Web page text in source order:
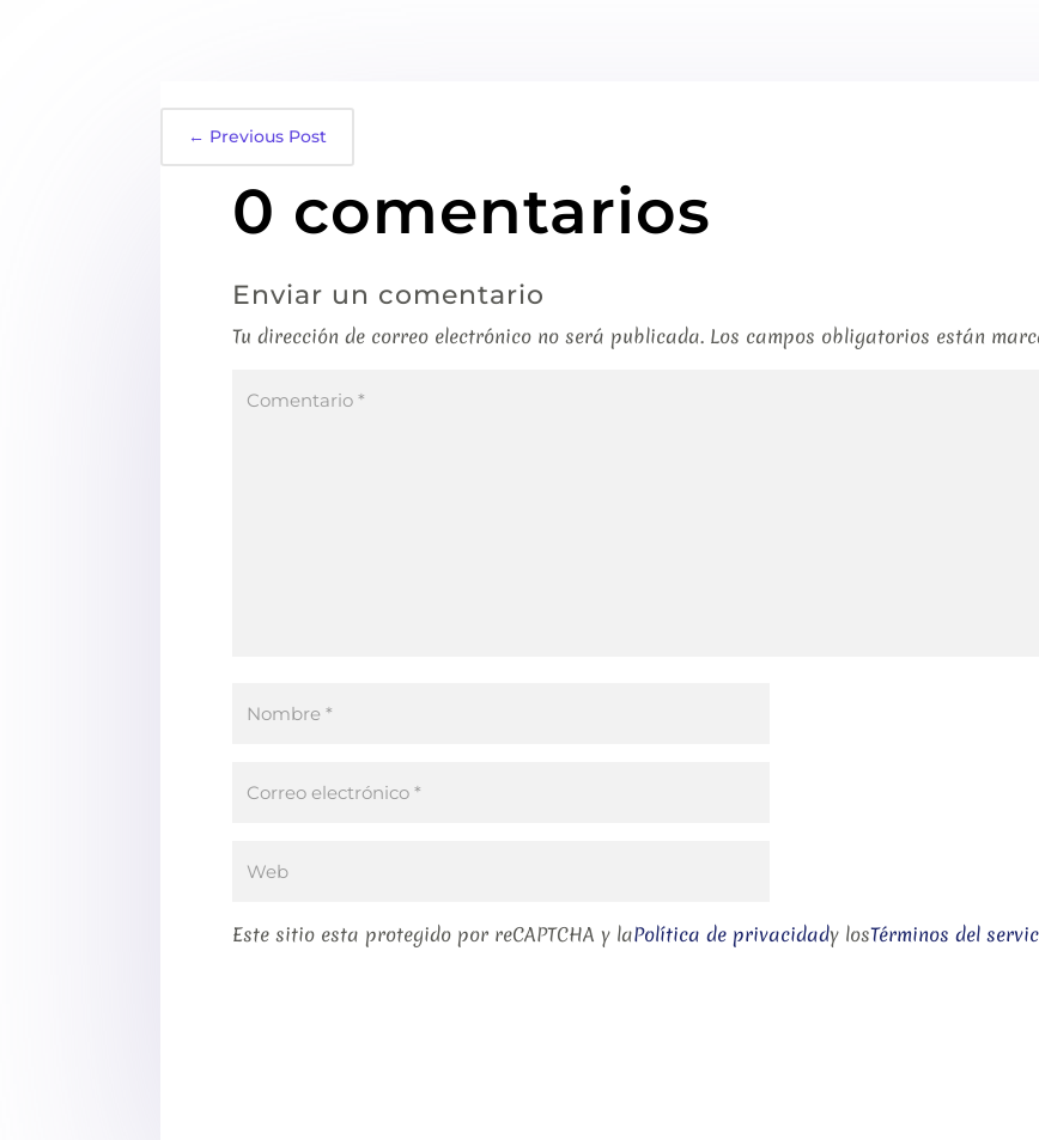
← Previous Post
0 comentarios
Enviar un comentario
Tu dirección de correo electrónico no será publicada. Los campos obligatorios están
Este sitio esta protegido por reCAPTCHA y laPolítica de privacidady losTérminos del